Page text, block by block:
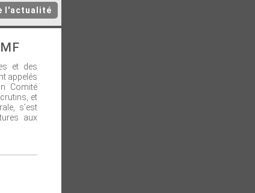
l'actualité
et des
appelés
Comité
et
s’est
aux